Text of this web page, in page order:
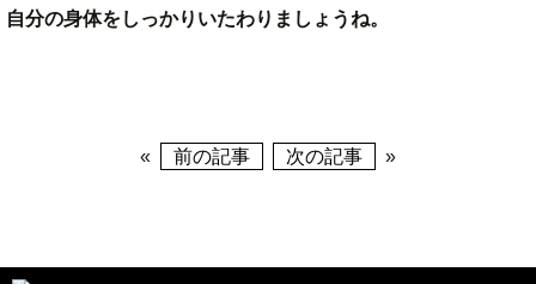
自分の身体をしっかりいたわりましょうね。
« 前の記事 次の記事 »